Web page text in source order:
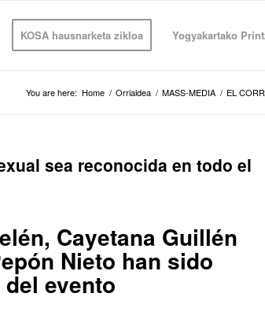
KOSA hausnarketa zikloa Yogyakartako
You are here: Home / Orrialdea / MASS-MEDIA / EL
sea reconocida en todo el
Cayetana Guillén
Nieto han sido
evento